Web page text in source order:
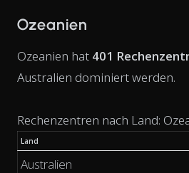
Ozeanien
Ozeanien hat 401
Australien dominiert werden.
Rechenzentren nach Land:
Land
Australien